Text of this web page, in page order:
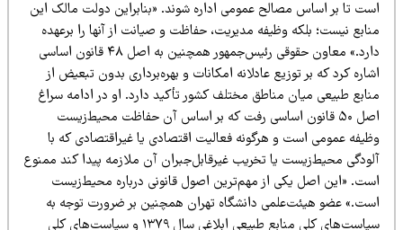
تا بر اساس مصالح عمومی اداره شوند. «بنابراین دولت مالک این
نیست؛ بلکه وظیفه مدیریت، حفاظت و صیانت از آنها را برعهده
دارد.» معاون حقوقی رئیس‌جمهور همچنین به اصل ۴۸ قانون اساسی
کرد که بر توزیع عادلانه امکانات و بهره‌برداری بدون تبعیض از
طبیعی میان مناطق مختلف کشور تأکید دارد. او در ادامه سراغ
اصل ۵۰ قانون اساسی رفت که بر اساس آن حفاظت محیط‌زیست
عمومی است و هرگونه فعالیت اقتصادی یا غیراقتصادی که با
محیط‌زیست یا تخریب غیرقابل‌جبران آن ملازمه پیدا کند ممنوع
«این اصل یکی از مهم‌ترین اصول قانونی درباره محیط‌زیست
عضو هیئت‌علمی دانشگاه تهران همچنین بر ضرورت توجه به
سیاست‌های کلی منابع طبیعی ابلاغی سال ۱۳۷۹ و سیاست‌های کلی